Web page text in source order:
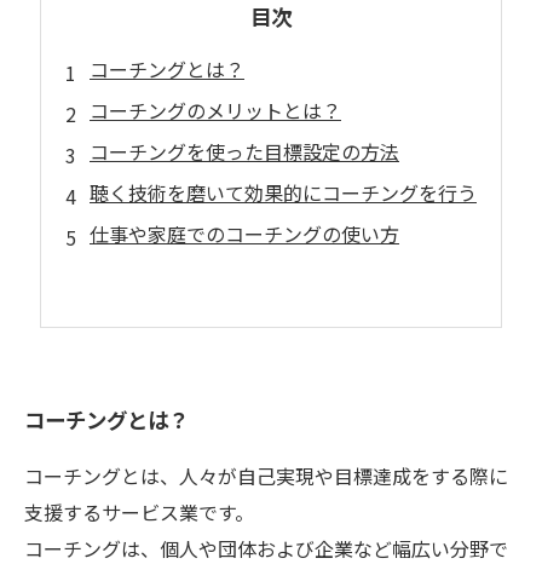
目次
コーチングとは？
コーチングのメリットとは？
コーチングを使った目標設定の方法
聴く技術を磨いて効果的にコーチングを行う
仕事や家庭でのコーチングの使い方
コーチングとは？
コーチングとは、人々が自己実現や目標達成をする際に
支援するサービス業です。
コーチングは、個人や団体および企業など幅広い分野で